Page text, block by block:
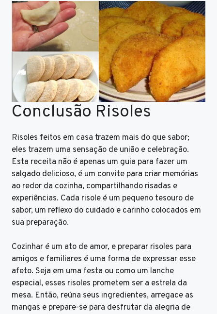
Conclusão Risoles
Risoles feitos em casa trazem mais do que sabor;
eles trazem uma sensação de união e celebração.
Esta receita não é apenas um guia para fazer um
salgado delicioso, é um convite para criar memórias
ao redor da cozinha, compartilhando risadas e
experiências. Cada risole é um pequeno tesouro de
sabor, um reflexo do cuidado e carinho colocados em
sua preparação.
Cozinhar é um ato de amor, e preparar risoles para
amigos e familiares é uma forma de expressar esse
afeto. Seja em uma festa ou como um lanche
especial, esses risoles prometem ser a estrela da
mesa. Então, reúna seus ingredientes, arregace as
mangas e prepare-se para desfrutar da alegria de